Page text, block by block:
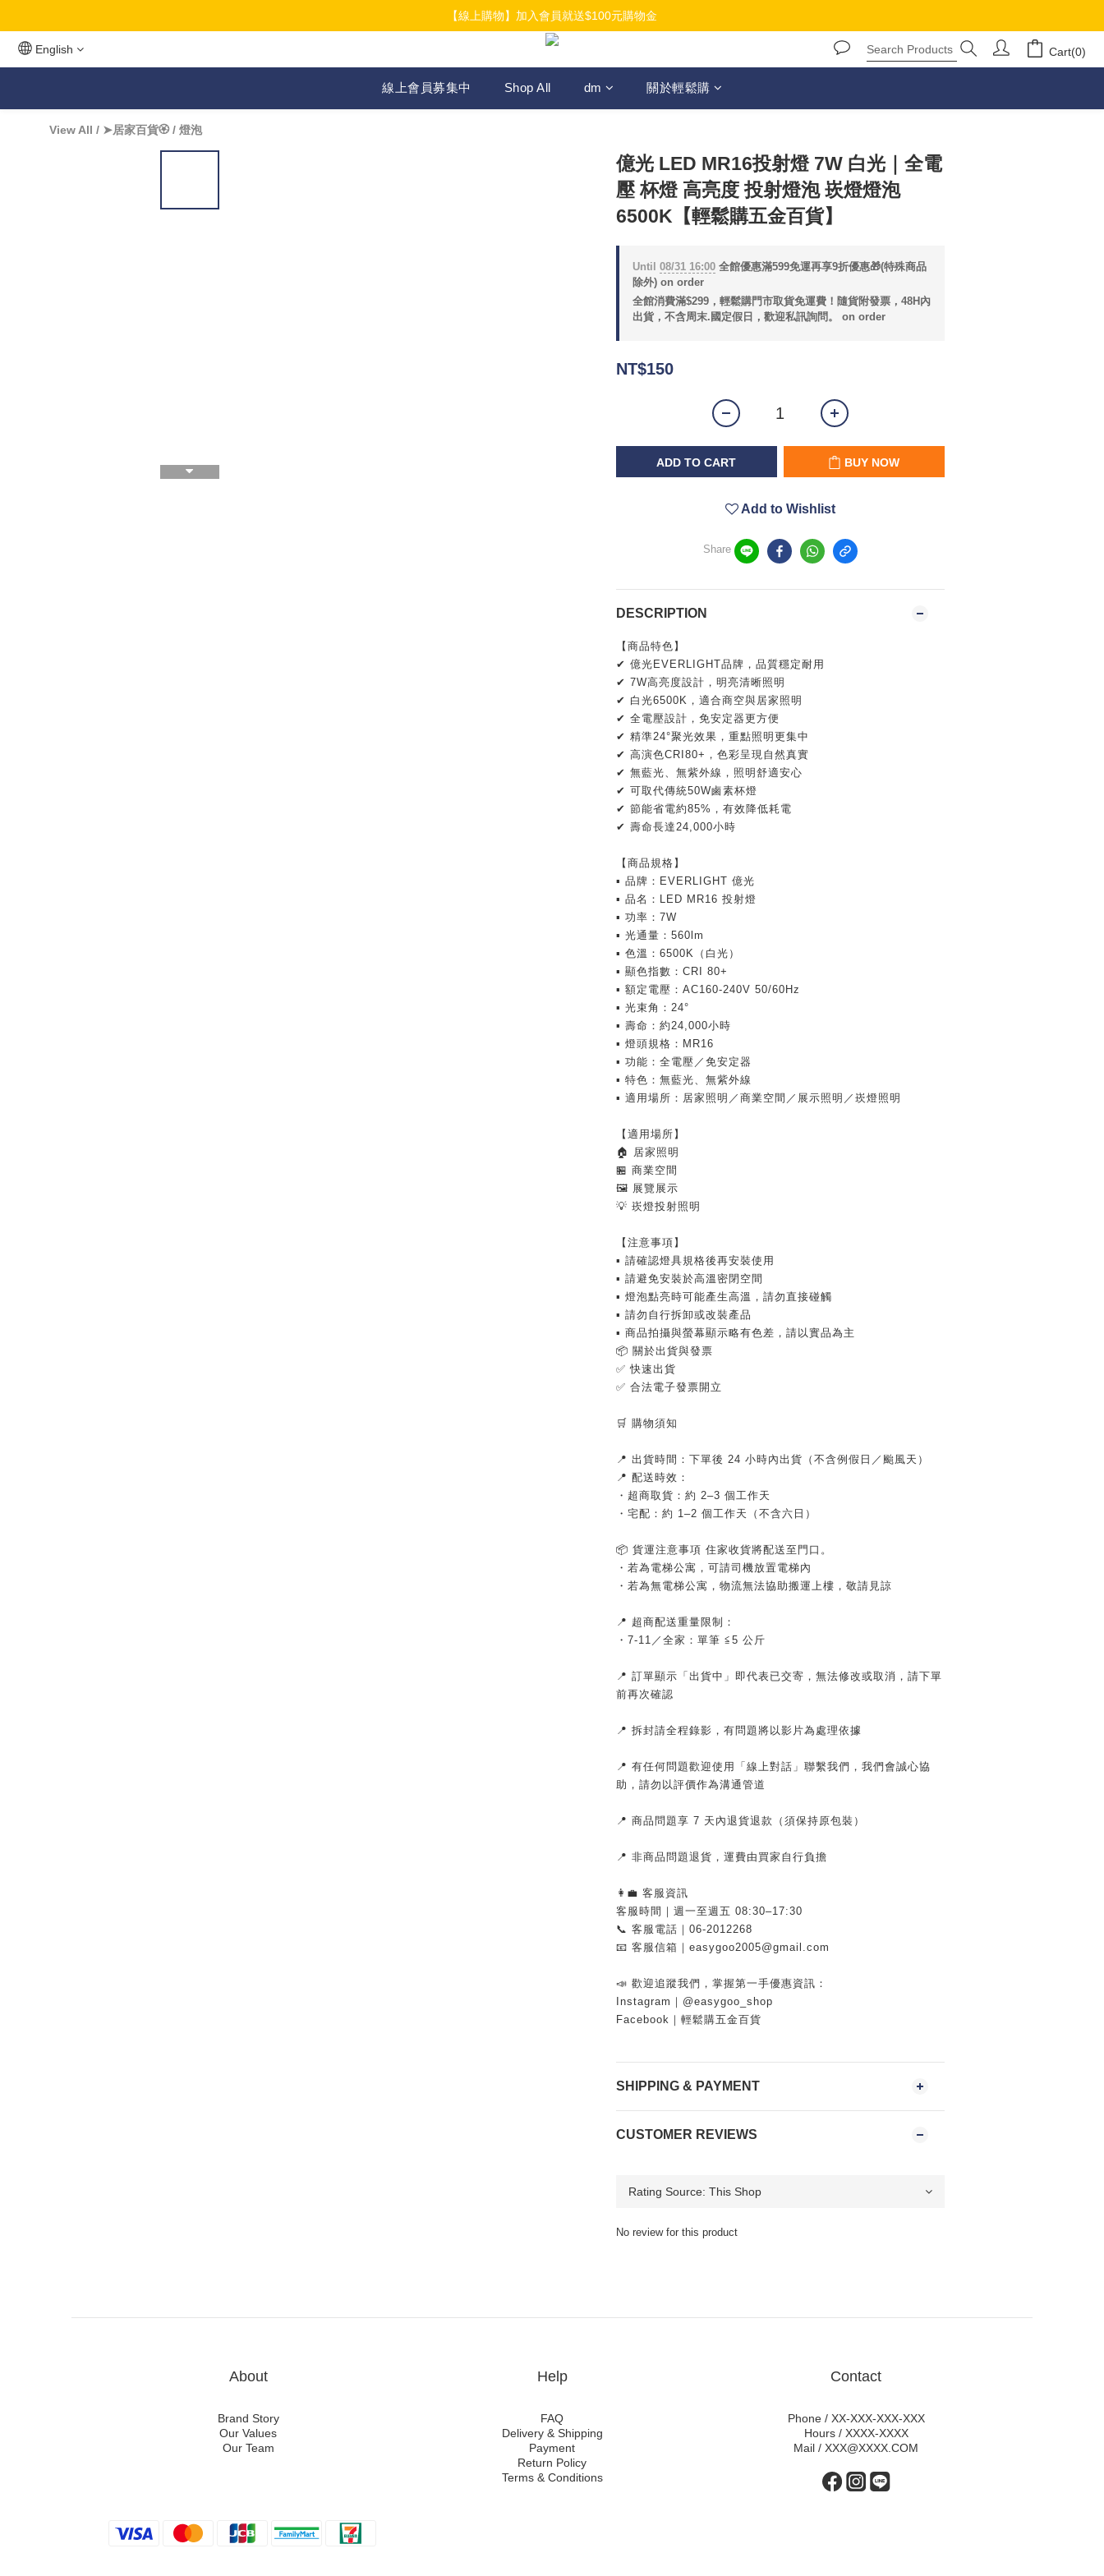
【線上購物】加入會員就送$100元購物金
【線上購物】加入會員就送$100元購物金
【線上購物】介紹好友加入會員再拿$50折扣金
English Cart(0)
線上會員募集中 Shop All dm 關於輕鬆購
View All / ➤居家百貨🏵️ / 燈泡
億光 LED MR16投射燈 7W 白光｜全電
壓 杯燈 高亮度 投射燈泡 崁燈燈泡
6500K【輕鬆購五金百貨】
Until 08/31 16:00全館優惠滿599免運再享9折優惠🎁(特殊商品
除外) on order
全館消費滿$299，輕鬆購門市取貨免運費！隨貨附發票，48H內
出貨，不含周末.國定假日，歡迎私訊詢問。 on order
NT$150
ADD TO CART BUY NOW
Add to Wishlist
Share
DESCRIPTION
【商品特色】
✔ 億光EVERLIGHT品牌，品質穩定耐用
✔ 7W高亮度設計，明亮清晰照明
✔ 白光6500K，適合商空與居家照明
✔ 全電壓設計，免安定器更方便
✔ 精準24°聚光效果，重點照明更集中
✔ 高演色CRI80+，色彩呈現自然真實
✔ 無藍光、無紫外線，照明舒適安心
✔ 可取代傳統50W鹵素杯燈
✔ 節能省電約85%，有效降低耗電
✔ 壽命長達24,000小時
【商品規格】
▪ 品牌：EVERLIGHT 億光
▪ 品名：LED MR16 投射燈
▪ 功率：7W
▪ 光通量：560lm
▪ 色溫：6500K（白光）
▪ 顯色指數：CRI 80+
▪ 額定電壓：AC160-240V 50/60Hz
▪ 光束角：24°
▪ 壽命：約24,000小時
▪ 燈頭規格：MR16
▪ 功能：全電壓／免安定器
▪ 特色：無藍光、無紫外線
▪ 適用場所：居家照明／商業空間／展示照明／崁燈照明
【適用場所】
🏠 居家照明
🏪 商業空間
🖼 展覽展示
💡 崁燈投射照明
【注意事項】
▪ 請確認燈具規格後再安裝使用
▪ 請避免安裝於高溫密閉空間
▪ 燈泡點亮時可能產生高溫，請勿直接碰觸
▪ 請勿自行拆卸或改裝產品
▪ 商品拍攝與螢幕顯示略有色差，請以實品為主
📦 關於出貨與發票
✅ 快速出貨
✅ 合法電子發票開立
🛒 購物須知
📍 出貨時間：下單後 24 小時內出貨（不含例假日／颱風天）
📍 配送時效：
・超商取貨：約 2–3 個工作天
・宅配：約 1–2 個工作天（不含六日）
📦 貨運注意事項 住家收貨將配送至門口。
・若為電梯公寓，可請司機放置電梯內
・若為無電梯公寓，物流無法協助搬運上樓，敬請見諒
📍 超商配送重量限制：
・7-11／全家：單筆 ≦5 公斤
📍 訂單顯示「出貨中」即代表已交寄，無法修改或取消，請下單
前再次確認
📍 拆封請全程錄影，有問題將以影片為處理依據
📍 有任何問題歡迎使用「線上對話」聯繫我們，我們會誠心協
助，請勿以評價作為溝通管道
📍 商品問題享 7 天內退貨退款（須保持原包裝）
📍 非商品問題退貨，運費由買家自行負擔
👩‍💼 客服資訊
客服時間｜週一至週五 08:30–17:30
📞 客服電話｜06-2012268
📧 客服信箱｜easygoo2005@gmail.com
📣 歡迎追蹤我們，掌握第一手優惠資訊：
Instagram｜@easygoo_shop
Facebook｜輕鬆購五金百貨
SHIPPING & PAYMENT
CUSTOMER REVIEWS
No review for this product
About
Brand Story
Our Values
Our Team
Help
FAQ
Delivery & Shipping
Payment
Return Policy
Terms & Conditions
Contact
Phone / XX-XXX-XXX-XXX
Hours / XXXX-XXXX
Mail / XXX@XXXX.COM